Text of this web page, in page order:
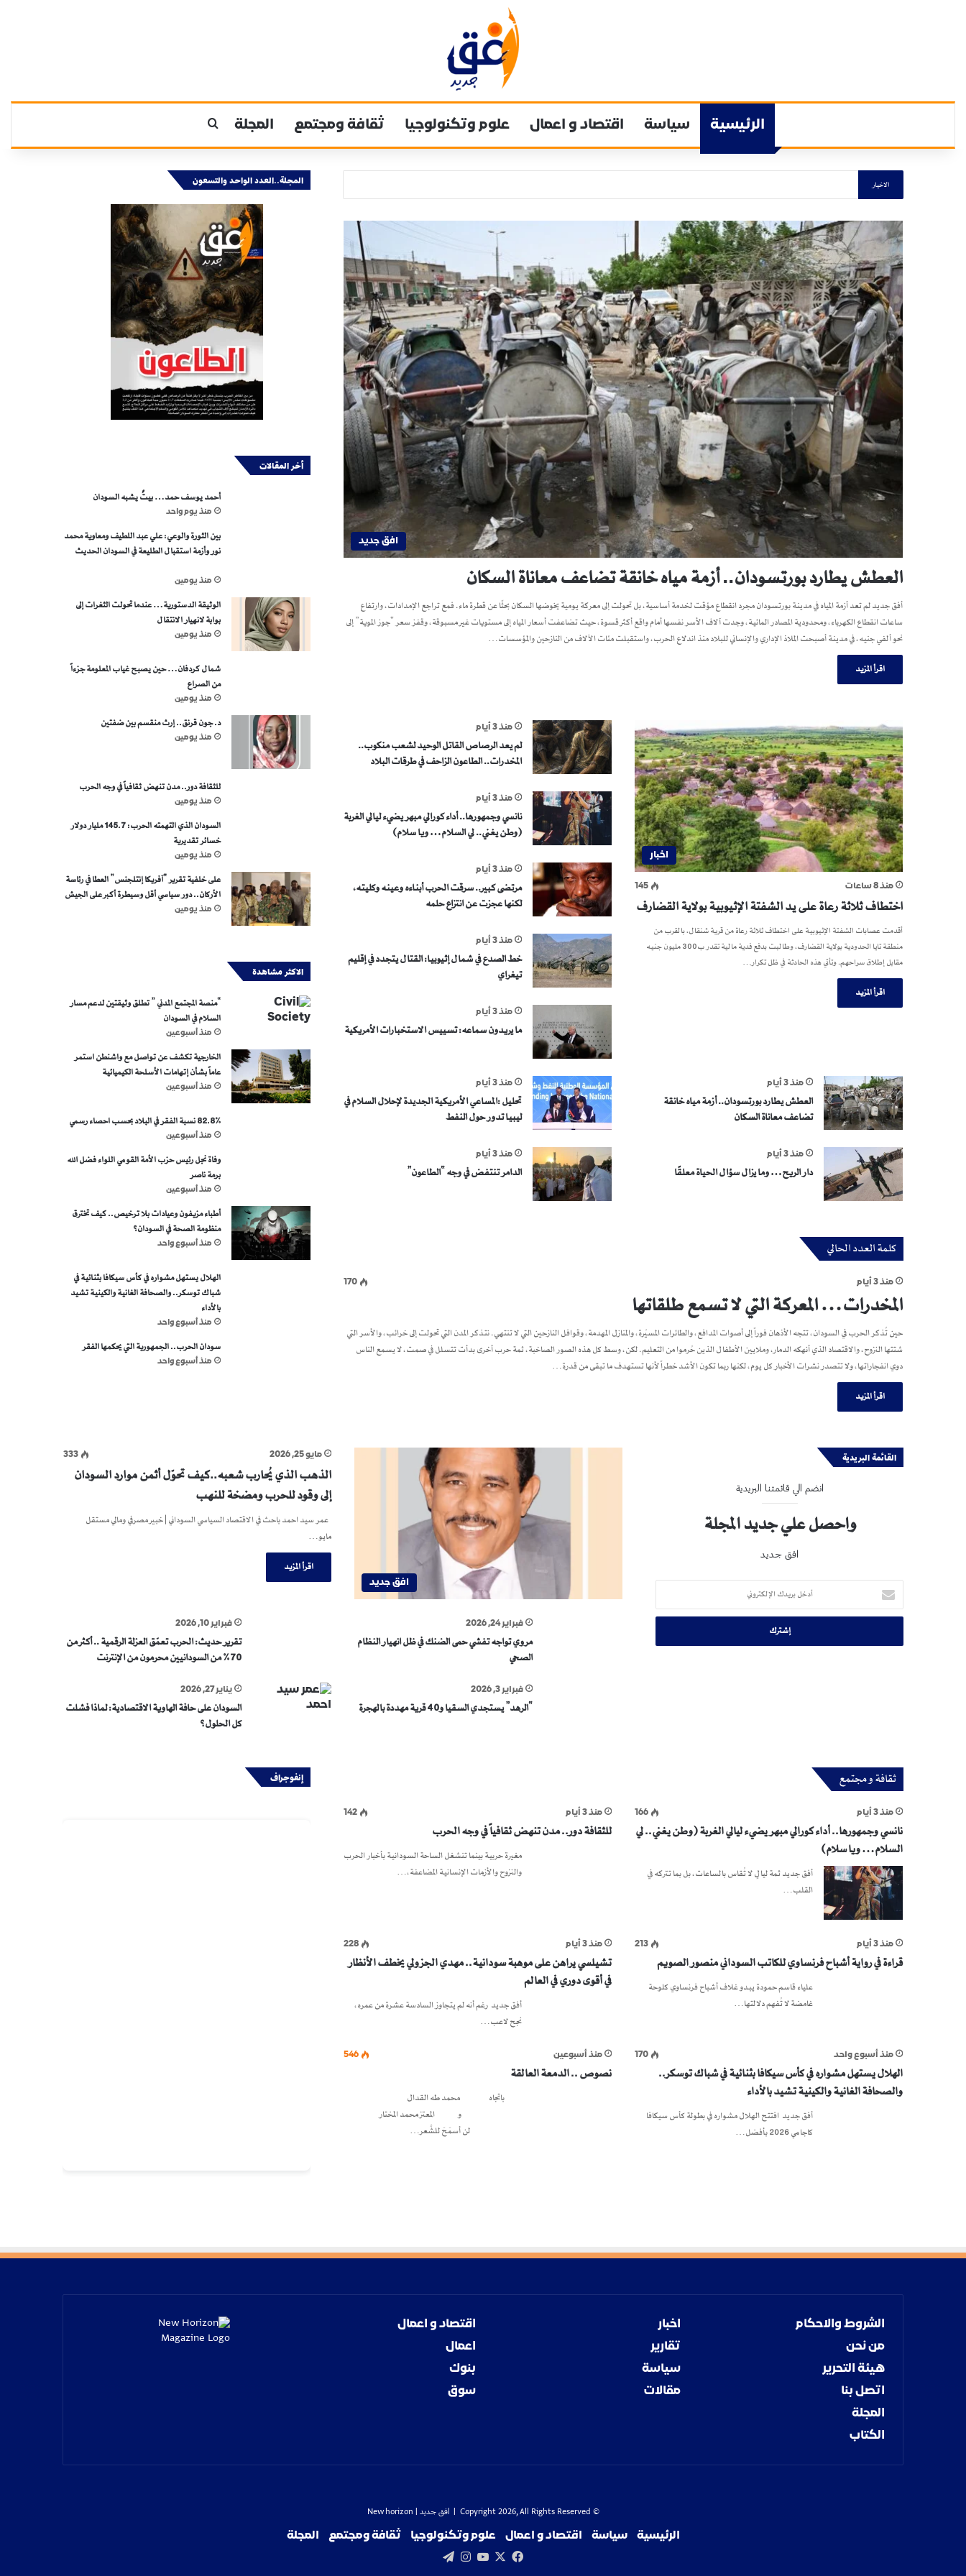
الرئيسية سياسة اقتصاد و اعمال علوم وتكنولوجيا ثقافة ومجتمع المجلة
الاخيار
افق جديد
العطش يطارد بورتسودان.. أزمة مياه خانقة تضاعف معاناة السكان
أفق جديد لم تعد أزمة المياه في مدينة بورتسودان مجرد انقطاع مؤقت لخدمة أساسية، بل تحولت إلى معركة يومية يخوضها السكان بحثًا عن قطرة ماء. فمع تراجع الإمدادات، وارتفاع
ساعات انقطاع الكهرباء، ومحدودية المصادر المائية، وجدت آلاف الأسر نفسها أمام واقع أكثر قسوة، حيث تضاعفت أسعار المياه إلى مستويات غير مسبوقة، وقفز سعر “جوز الموية” إلى
نحو ألفي جنيه، في مدينة أصبحت الملاذ الإداري والإنساني للبلاد منذ اندلاع الحرب، واستقبلت مئات الآلاف من النازحين والمؤسسات…
اقرأ المزيد
اخبار
منذ 8 ساعات 145
اختطاف ثلاثة رعاة على يد الشفتة الإثيوبية بولاية القضارف
أقدمت عصابات الشفتة الإثيوبية على اختطاف ثلاثة رعاة من قرية شنقال، بالقرب من
منطقة تايا الحدودية بولاية القضارف، وطالبت بدفع فدية مالية تقدر ب300 مليون جنيه
مقابل إطلاق سراحهم. وتأتي هذه الحادثة في ظل تكرار…
اقرأ المزيد
منذ 3 أيام
لم يعد الرصاص القاتل الوحيد لشعب منكوب..
المخدرات.. الطاعون الزاحف في طرقات البلاد
منذ 3 أيام
نانسي وجمهورها.. أداء كورالي مبهر يضيء ليالي الغربة
(وطن يغني.. لي السلام… ويا سلام)
منذ 3 أيام
مرتضى كبير.. سرقت الحرب أبناءه وعينه وكليته،
لكنها عجزت عن انتزاع حلمه
منذ 3 أيام
خط الصدع في شمال إثيوبيا: القتال يتجدد في إقليم
تيغراي
منذ 3 أيام
ما يريدون سماعه: تسييس الاستخبارات الأمريكية
منذ 3 أيام
العطش يطارد بورتسودان.. أزمة مياه خانقة
تضاعف معاناة السكان
منذ 3 أيام
تحليل :المساعي الأمريكية الجديدة لإحلال السلام في
ليبيا تدور حول النفط
منذ 3 أيام
دار الريح… وما يزال سؤال الحياة معلقًا
منذ 3 أيام
الدامر تنتفض في وجه “الطاعون”
كلمة العدد الحالي
منذ 3 أيام 170
المخدرات… المعركة التي لا تسمع طلقاتها
حين تُذكر الحرب في السودان، تتجه الأذهان فوراً إلى أصوات المدافع، والطائرات المسيّرة، والمنازل المهدمة، وقوافل النازحين التي لا تنتهي. نتذكر المدن التي تحولت إلى خرائب، والأسر التي
شتتها النزوح، والاقتصاد الذي أنهكه الدمار، وملايين الأطفال الذين حُرموا من التعليم. لكن، وسط كل هذه الصور الصاخبة، ثمة حرب أخرى بدأت تتسلل في صمت، لا يسمع الناس
دوي انفجاراتها، ولا تتصدر نشرات الأخبار كل يوم، لكنها ربما تكون الأشد خطراً لأنها تستهدف ما تبقى من قدرة…
اقرأ المزيد
المجلة..العدد الواحد والتسعون
أخر المقالات
أحمد يوسف حمد… بيتٌ يشبه السودان
منذ يوم واحد
بين الثورة والوعي: علي عبد اللطيف ومعاوية محمد
نور وأزمة استقبال الطليعة في السودان الحديث
منذ يومين
الوثيقة الدستورية… عندما تحولت الثغرات إلى
بوابة لانهيار الانتقال
منذ يومين
شمال كردفان… حين يصبح غياب المعلومة جزءاً
من الصراع
منذ يومين
د. جون قرنق.. إرث منقسم بين ضفتين
منذ يومين
للثقافة دور.. مدن تنهض ثقافياً في وجه الحرب
منذ يومين
السودان الذي التهمته الحرب: 145.7 مليار دولار
خسائر تقديرية
منذ يومين
على خلفية تقرير “آفريكا إنتلجنس” العطا في رئاسة
الأركان.. دور سياسي أقل وسيطرة أكبر على الجيش
منذ يومين
الاكثر مشاهدة
“منصة المجتمع المدني ” تطلق وثيقتين لدعم مسار
السلام في السودان
منذ أسبوعين
الخارجية تكشف عن تواصل مع واشنطن استمر
عاماً بشأن إتهامات الأسلحة الكيميائية
منذ أسبوعين
82.8% نسبة الفقر في البلاد بحسب احصاء رسمي
منذ أسبوعين
وفاة نجل رئيس حزب الأمة القومي اللواء فضل الله
برمة ناصر
منذ أسبوعين
أطباء مزيفون وعيادات بلا ترخيص.. كيف تخترق
منظومة الصحة في السودان؟
منذ أسبوع واحد
الهلال يستهل مشواره في كأس سيكافا بثنائية في
شباك توسكر.. والصحافة الغانية والكينية تشيد
بالأداء
منذ أسبوع واحد
سودان الحرب.. الجمهورية التي يحكمها الفقر
منذ أسبوع واحد
افق جديد
مايو 25, 2026 333
الذهب الذي يُحارب شعبه..كيف تحوّل أثمن موارد السودان
إلى وقود للحرب ومضخة للنهب
عمر سيد احمد باحث في الاقتصاد السياسي السوداني | خبير مصرفي ومالي مستقل
مايو…
اقرأ المزيد
فبراير 24, 2026
مروي تواجه تفشي حمى الضنك في ظل انهيار النظام
الصحي
فبراير 10, 2026
تقرير حديث: الحرب تعمّق العزلة الرقمية .. أكثر من
70% من السودانيين محرمون من الإنترنت
فبراير 3, 2026
“الرهد” يستجدي السقيا و40 قرية مهددة بالهجرة
يناير 27, 2026
السودان على حافة الهاوية الاقتصادية: لماذا فشلت
كل الحلول؟
القائمة البريدية
انضم الي قائمتنا البريدية
واحصل علي جديد المجلة
افق جديد
أدخل
بريدك
الإلكتروني
ثقافة و مجتمع
منذ 3 أيام 166
نانسي وجمهورها.. أداء كورالي مبهر يضيء ليالي الغربة (وطن يغني.. لي
السلام… ويا سلام)
أفق جديد ثمة ليالٍ لا تُقاس بالساعات، بل بما تتركه في
القلب…
منذ 3 أيام 142
للثقافة دور.. مدن تنهض ثقافياً في وجه الحرب
مغيرة حربية بينما تنشغل الساحة السودانية بأخبار الحرب
والنزوح والأزمات الإنسانية المضاعفة،…
منذ 3 أيام 213
قراءة في رواية أشباح فرنساوي للكاتب السوداني منصور الصويم
علياء قاسم حمودة يبدو غلاف أشباح فرنساوي كلوحة
غامضة لا تُفهم دلالتها…
منذ 3 أيام 228
تشيلسي يراهن على موهبة سودانية.. مهدي الجزولي يخطف الأنظار
في أقوى دوري في العالم
أفق جديد رغم أنه لم يتجاوز السادسة عشرة من عمره،
نجح لاعب…
منذ أسبوع واحد 170
الهلال يستهل مشواره في كأس سيكافا بثنائية في شباك توسكر..
والصحافة الغانية والكينية تشيد بالأداء
أفق جديد افتتح الهلال مشواره في بطولة كأس سيكافا
كاجامي 2026 بأفضل…
منذ أسبوعين 546
نصوص .. الدمعة العالقة
باتجاه محمد طه القدال
و المعتز محمد المختار
لن أسمَحَ للشِّعر…
إنفوجراف
الشروط والاحكام
من نحن
هيئة التحرير
اتصل بنا
المجلة
الكتاب
اخبار
تقارير
سياسة
مقالات
اقتصاد و اعمال
اعمال
بنوك
سوق
© Copyright 2026, All Rights Reserved | افق جديد
الرئيسية سياسة اقتصاد و اعمال علوم وتكنولوجيا ثقافة ومجتمع
المجلة
فيسبوك
‫X
‫YouTube
انستقرام